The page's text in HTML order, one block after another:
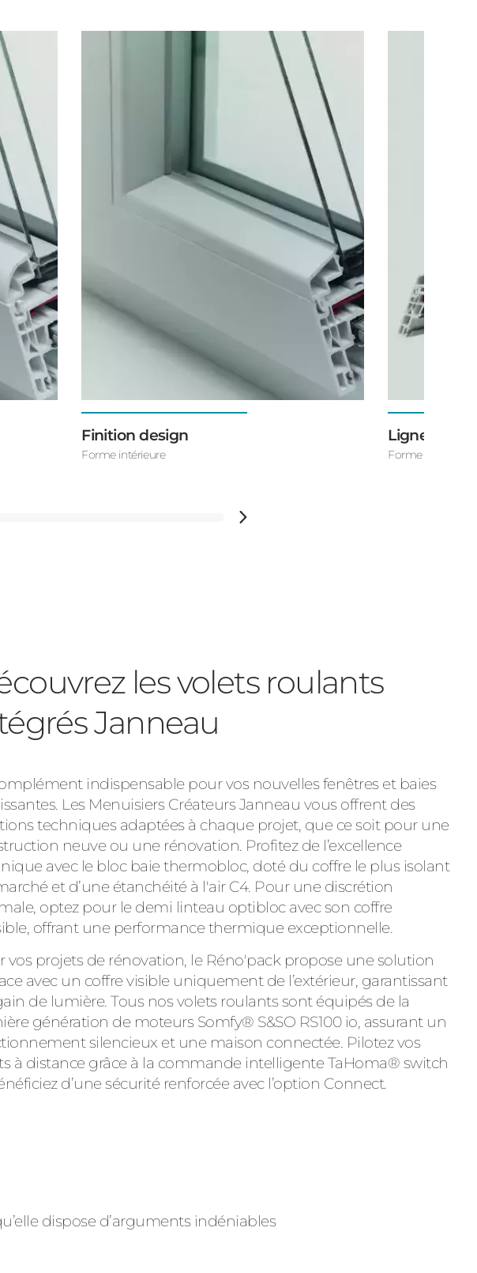
Finition design
Forme intérieure
Ligne
Forme intérieure
les volets roulants
Janneau
indispensable pour vos nouvelles fenêtres et baies
Les Menuisiers Créateurs Janneau vous offrent des
techniques adaptées à chaque projet, que ce soit pour une
neuve ou une rénovation. Profitez de l’excellence
avec le bloc baie thermobloc, doté du coffre le plus isolant
et d’une étanchéité à l'air C4. Pour une discrétion
optez pour le demi linteau optibloc avec son coffre
offrant une performance thermique exceptionnelle.
vos projets de rénovation, le Réno'pack propose une solution
avec un coffre visible uniquement de l’extérieur, garantissant
de lumière. Tous nos volets roulants sont équipés de la
génération de moteurs Somfy® S&SO RS100 io, assurant un
silencieux et une maison connectée. Pilotez vos
à distance grâce à la commande intelligente TaHoma® switch
d’une sécurité renforcée avec l’option Connect.
dispose d’arguments indéniables